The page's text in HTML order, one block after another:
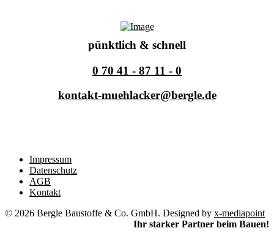
pünktlich & schnell
0 70 41 - 87 11 - 0
kontakt-muehlacker@bergle.de
Impressum
Datenschutz
AGB
Kontakt
© 2026 Bergle Baustoffe & Co. GmbH. Designed by x-mediapoint
Ihr starker Partner beim Bauen!